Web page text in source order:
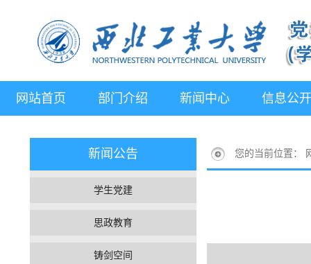
网站首页 部门介绍 新闻中心 信息公开
新闻公告
学生党建
思政教育
铸剑空间
您的当前位置：